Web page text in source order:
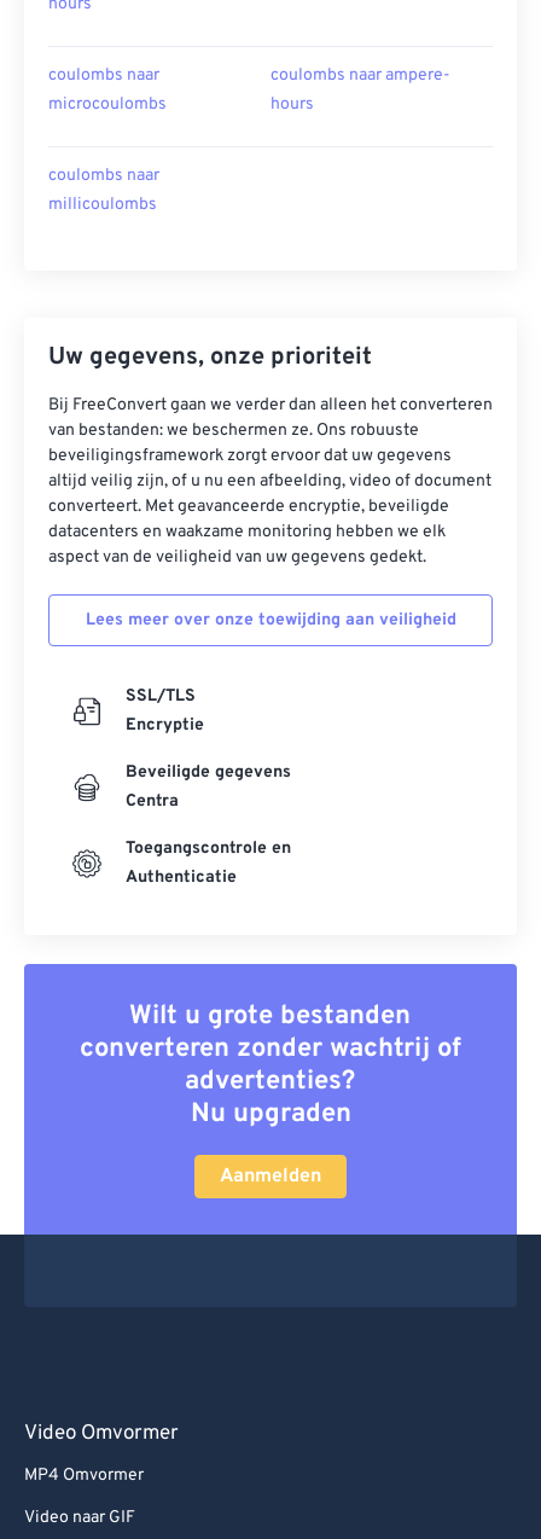
hours
coulombs naar
microcoulombs
coulombs naar ampere-
hours
coulombs naar
millicoulombs
Uw gegevens, onze prioriteit
Bij FreeConvert gaan we verder dan alleen het converteren
van bestanden: we beschermen ze. Ons robuuste
beveiligingsframework zorgt ervoor dat uw gegevens
altijd veilig zijn, of u nu een afbeelding, video of document
converteert. Met geavanceerde encryptie, beveiligde
datacenters en waakzame monitoring hebben we elk
aspect van de veiligheid van uw gegevens gedekt.
Lees meer over onze toewijding aan veiligheid
SSL/TLS
Encryptie
Beveiligde gegevens
Centra
Toegangscontrole en
Authenticatie
Wilt u grote bestanden
converteren zonder wachtrij of
advertenties?
Nu upgraden
Aanmelden
Video Omvormer
MP4 Omvormer
Video naar GIF